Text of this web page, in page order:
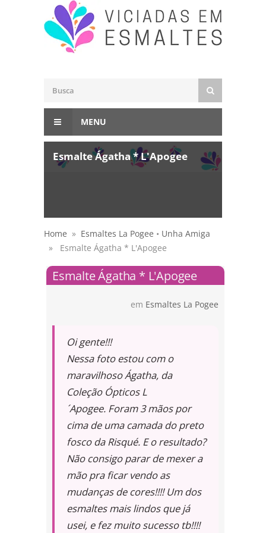
MENU
Esmalte Ágatha * L'Apogee
Home » Esmaltes La Pogee • Unha Amiga
» Esmalte Ágatha * L'Apogee
Esmalte Ágatha * L'Apogee
em Esmaltes La Pogee
Oi gente!!!
Nessa foto estou com o
maravilhoso Ágatha, da
Coleção Ópticos L
´Apogee. Foram 3 mãos por
cima de uma camada do preto
fosco da Risqué. E o resultado?
Não consigo parar de mexer a
mão pra ficar vendo as
mudanças de cores!!!! Um dos
esmaltes mais lindos que já
usei, e fez muito sucesso tb!!!!